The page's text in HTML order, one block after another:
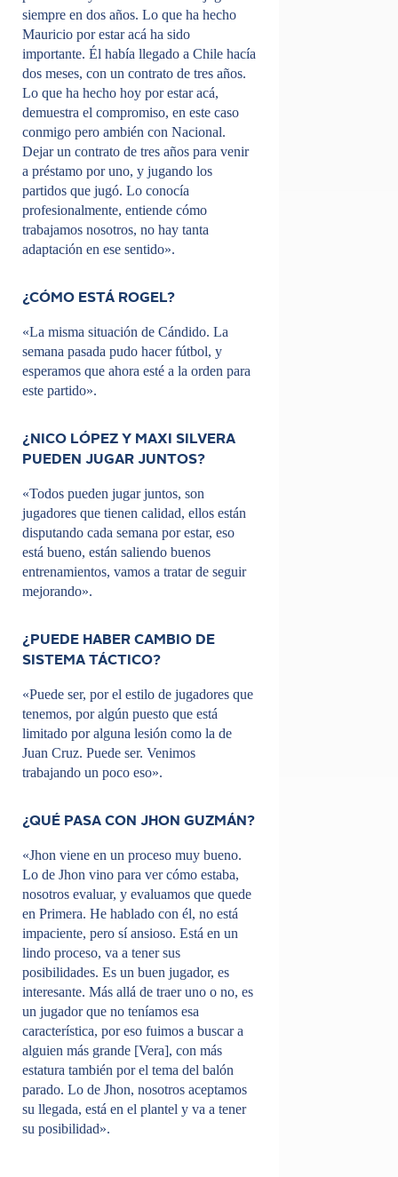
siempre en dos años. Lo que ha hecho
Mauricio por estar acá ha sido
importante. Él había llegado a Chile hacía
dos meses, con un contrato de tres años.
Lo que ha hecho hoy por estar acá,
demuestra el compromiso, en este caso
conmigo pero ambién con Nacional.
Dejar un contrato de tres años para venir
a préstamo por uno, y jugando los
partidos que jugó. Lo conocía
profesionalmente, entiende cómo
trabajamos nosotros, no hay tanta
adaptación en ese sentido».
¿CÓMO ESTÁ ROGEL?
«La misma situación de Cándido. La
semana pasada pudo hacer fútbol, y
esperamos que ahora esté a la orden para
este partido».
¿NICO LÓPEZ Y MAXI SILVERA
PUEDEN JUGAR JUNTOS?
«Todos pueden jugar juntos, son
jugadores que tienen calidad, ellos están
disputando cada semana por estar, eso
está bueno, están saliendo buenos
entrenamientos, vamos a tratar de seguir
mejorando».
¿PUEDE HABER CAMBIO DE
SISTEMA TÁCTICO?
«Puede ser, por el estilo de jugadores que
tenemos, por algún puesto que está
limitado por alguna lesión como la de
Juan Cruz. Puede ser. Venimos
trabajando un poco eso».
¿QUÉ PASA CON JHON GUZMÁN?
«Jhon viene en un proceso muy bueno.
Lo de Jhon vino para ver cómo estaba,
nosotros evaluar, y evaluamos que quede
en Primera. He hablado con él, no está
impaciente, pero sí ansioso. Está en un
lindo proceso, va a tener sus
posibilidades. Es un buen jugador, es
interesante. Más allá de traer uno o no, es
un jugador que no teníamos esa
característica, por eso fuimos a buscar a
alguien más grande [Vera], con más
estatura también por el tema del balón
parado. Lo de Jhon, nosotros aceptamos
su llegada, está en el plantel y va a tener
su posibilidad».